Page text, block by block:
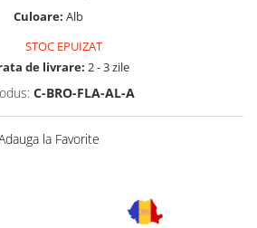
Culoare: Alb
STOC EPUIZAT
de livrare: 2 - 3 zile
C-BRO-FLA-AL-A
la Favorite